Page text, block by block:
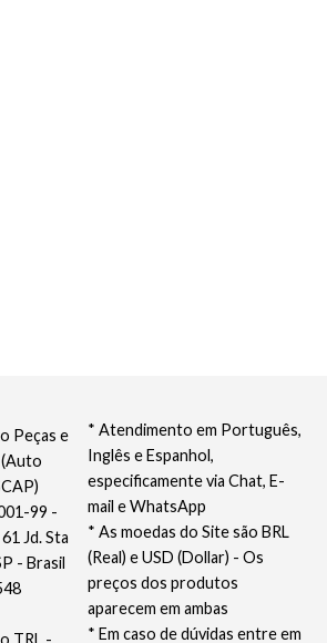
* Atendimento em Português,
Inglês e Espanhol,
especificamente via Chat, E-
mail e WhatsApp
* As moedas do Site são BRL
(Real) e USD (Dollar) - Os
preços dos produtos
aparecem em ambas
* Em caso de dúvidas entre em
Peças e
(Auto
99 -
Jd. Sta
- Brasil
TRL -